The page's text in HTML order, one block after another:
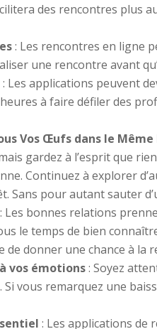
des rencontres plus
: Les rencontres en ligne
une rencontre avant
: Les applications peuvent
à faire défiler des
Vos Œufs dans le Même
gardez à l’esprit que
Continuez à explorer
Sans pour autant sauter
: Les bonnes relations
le temps de bien
de donner une chance à la
vos émotions: Soyez
vous remarquez une
: Les applications de